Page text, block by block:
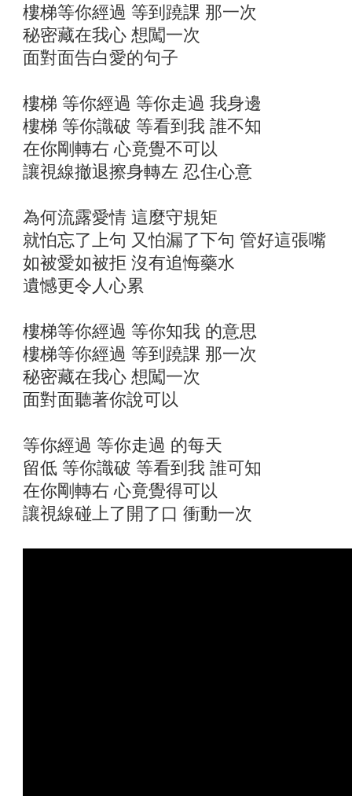
樓梯等你經過 等到蹺課 那一次
秘密藏在我心 想闖一次
面對面告白愛的句子
樓梯 等你經過 等你走過 我身邊
樓梯 等你識破 等看到我 誰不知
在你剛轉右 心竟覺不可以
讓視線撤退擦身轉左 忍住心意
為何流露愛情 這麼守規矩
就怕忘了上句 又怕漏了下句 管好這張嘴
如被愛如被拒 沒有追悔藥水
遺憾更令人心累
樓梯等你經過 等你知我 的意思
樓梯等你經過 等到蹺課 那一次
秘密藏在我心 想闖一次
面對面聽著你說可以
等你經過 等你走過 的每天
留低 等你識破 等看到我 誰可知
在你剛轉右 心竟覺得可以
讓視線碰上了開了口 衝動一次